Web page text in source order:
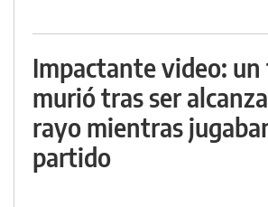
Impactante video:
murió tras ser
rayo mientras
partido